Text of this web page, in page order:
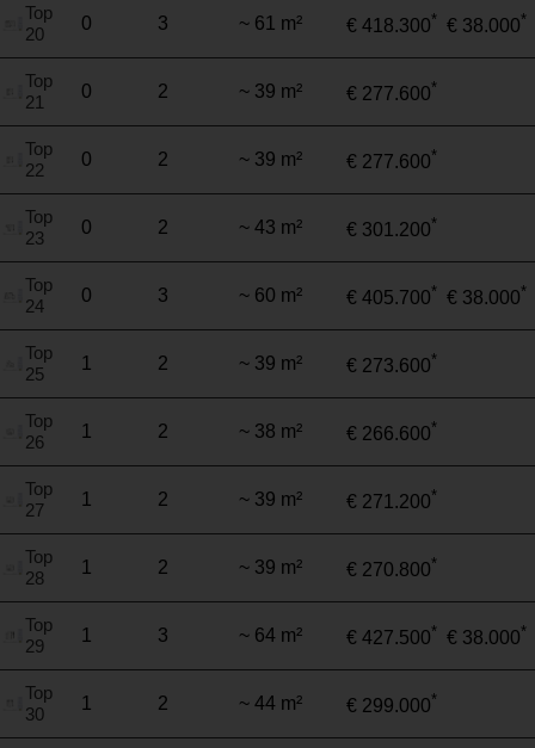
Top
20
0 3 ~ 61 m² € 418.300* € 38.000*
Top
21
0 2 ~ 39 m² € 277.600*
Top
22
0 2 ~ 39 m² € 277.600*
Top
23
0 2 ~ 43 m² € 301.200*
Top
24
0 3 ~ 60 m² € 405.700* € 38.000*
Top
25
1 2 ~ 39 m² € 273.600*
Top
26
1 2 ~ 38 m² € 266.600*
Top
27
1 2 ~ 39 m² € 271.200*
Top
28
1 2 ~ 39 m² € 270.800*
Top
29
1 3 ~ 64 m² € 427.500* € 38.000*
Top
30
1 2 ~ 44 m² € 299.000*